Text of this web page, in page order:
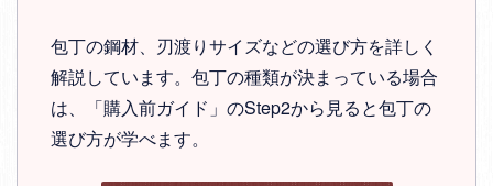
包丁の鋼材、刃渡りサイズなどの選び方を詳しく
解説しています。包丁の種類が決まっている場合
は、「購入前ガイド」のStep2から見ると包丁の
選び方が学べます。